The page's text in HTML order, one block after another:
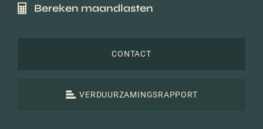
Bereken maandlasten
CONTACT
VERDUURZAMINGSRAPPORT